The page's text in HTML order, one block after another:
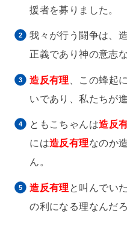
援者を募りました。
我々が行う闘争は、
正義であり神の意志な
造反有理
、この蜂起
いであり、私たちが
ともこちゃんは造反
には造反有理なのか
ん。
造反有理 と叫んでい
の利になる理なんだろ